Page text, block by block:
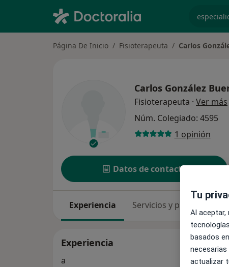
Página De Inicio Fisioterapeuta Carlos
Carlos González
Fisioterapeuta · Ver más
Núm. Colegiado: 4595
1 opinión
Datos de contacto
Experiencia Servicios y precios
Experiencia
a
Tu
Al
basados
actualizar